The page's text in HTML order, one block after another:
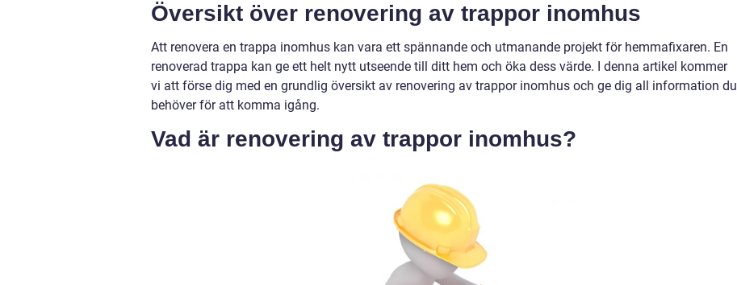
Översikt över renovering av trappor inomhus
Att renovera en trappa inomhus kan vara ett spännande och utmanande projekt för hemmafixaren. En
renoverad trappa kan ge ett helt nytt utseende till ditt hem och öka dess värde. I denna artikel kommer
vi att förse dig med en grundlig översikt av renovering av trappor inomhus och ge dig all information du
behöver för att komma igång.
Vad är renovering av trappor inomhus?